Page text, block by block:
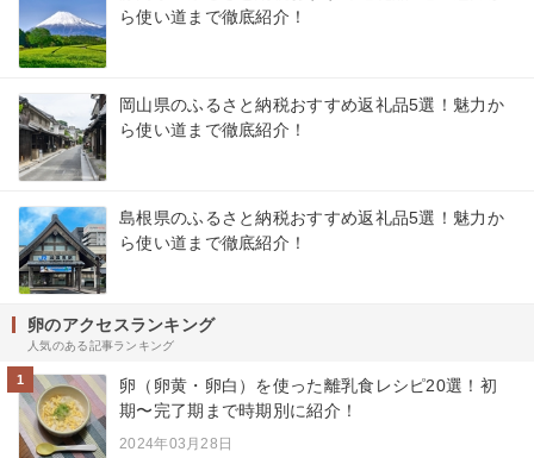
ら使い道まで徹底紹介！
岡山県のふるさと納税おすすめ返礼品5選！魅力か
ら使い道まで徹底紹介！
島根県のふるさと納税おすすめ返礼品5選！魅力か
ら使い道まで徹底紹介！
卵のアクセスランキング
人気のある記事ランキング
1
卵（卵黄・卵白）を使った離乳食レシピ20選！初
期〜完了期まで時期別に紹介！
2024年03月28日